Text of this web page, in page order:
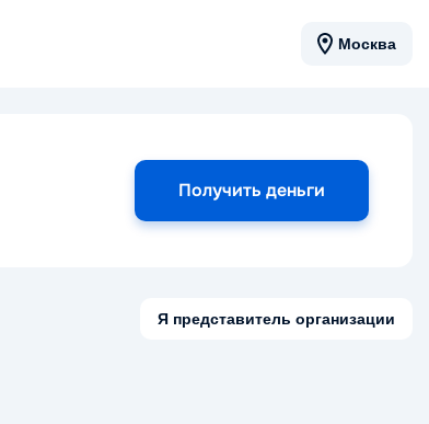
Москва
Получить деньги
Я представитель организации